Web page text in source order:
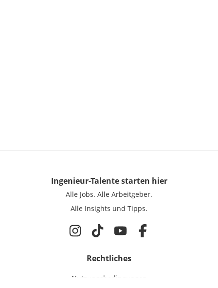
Ingenieur-Talentestarten hier
Alle Jobs. Alle Arbeitgeber.
Alle Insights und Tipps.
Rechtliches
Nutzungsbedingungen